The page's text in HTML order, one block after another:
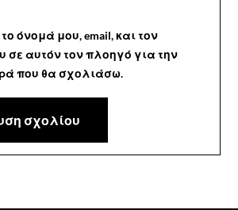
όνομά μου, email, και τον
σε αυτόν τον πλοηγό για την
που θα σχολιάσω.